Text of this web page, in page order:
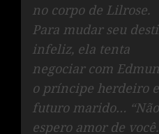
no corpo de Lilrose.
Para mudar seu
infeliz, ela tenta
negociar com
o príncipe herdeiro e
futuro marido… “Não
espero amor de você.